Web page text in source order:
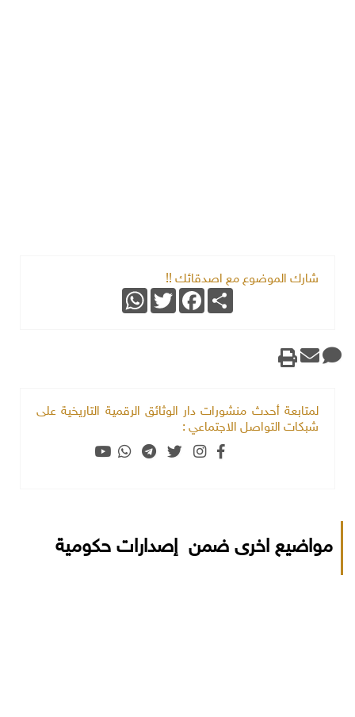
شارك الموضوع مع اصدقائك !!
Share
Facebook
Twitter
WhatsApp
لمتابعة أحدث منشورات دار الوثائق الرقمية التاريخية على
شبكات التواصل الاجتماعي :
مواضيع اخرى ضمن إصدارات حكومية